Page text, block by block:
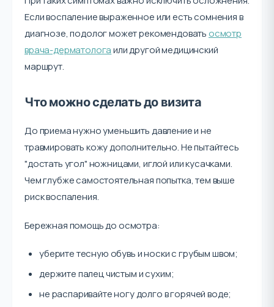
Если воспаление выраженное или есть сомнения в
диагнозе, подолог может рекомендовать осмотр
врача-дерматологаили другой медицинский
маршрут.
Что можно сделать до визита
До приема нужно уменьшить давление и не
травмировать кожу дополнительно. Не пытайтесь
"достать угол" ножницами, иглой или кусачками.
Чем глубже самостоятельная попытка, тем выше
риск воспаления.
Бережная помощь до осмотра:
уберите тесную обувь и носки с грубым швом;
держите палец чистым и сухим;
не распаривайте ногу долго в горячей воде;